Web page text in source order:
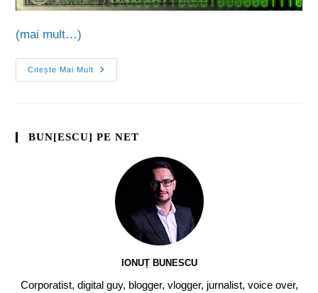
(mai mult…)
Citește Mai Mult
BUN[ESCU] PE NET
IONUȚ BUNESCU
Corporatist, digital guy, blogger, vlogger, jurnalist, voice over,